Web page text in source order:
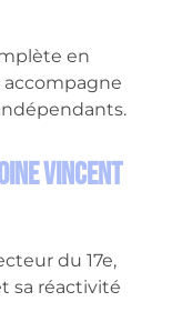
en
accompagne
Vincent
du 17e,
sa réactivité